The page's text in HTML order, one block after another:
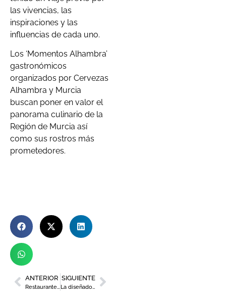
las vivencias, las
inspiraciones y las
influencias de cada uno.
Los ‘Momentos Alhambra’
gastronómicos
organizados por Cervezas
Alhambra y Murcia
buscan poner en valor el
panorama culinario de la
Región de Murcia así
como sus rostros más
prometedores.
ANTERIOR
Restaurantes de la Región de Murcia con Estrella Michelin
SIGUIENTE
La diseñadora Beatriz Peñalver presenta Stendhal 2022 en el Teatro Romea